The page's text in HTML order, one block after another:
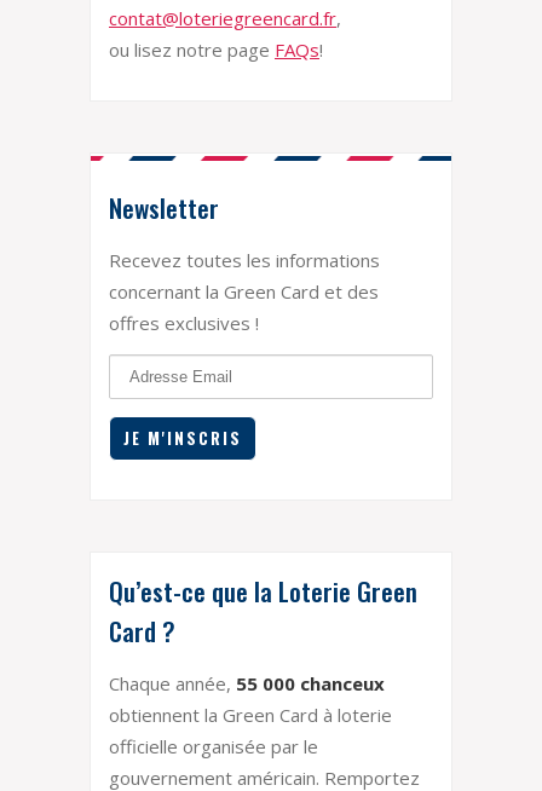
contat@loteriegreencard.fr,
ou lisez notre page FAQs!
Newsletter
Recevez toutes les informations
concernant la Green Card et des
offres exclusives !
Qu’est-ce que la Loterie Green
Card ?
Chaque année, 55 000 chanceux
obtiennent la Green Card à loterie
officielle organisée par le
gouvernement américain. Remportez